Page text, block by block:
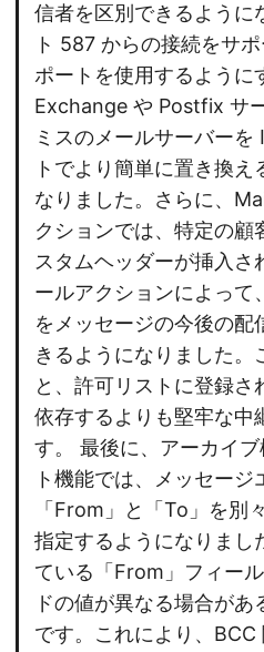
信者を区別できるように
ト 587 からの接続をサ
ポートを使用するように
Exchange や Postfix サ
ミスのメールサーバー
トでより簡単に置き換
なりました。さらに、
クションでは、特定の顧
スタムヘッダーが挿入さ
ールアクションによって
をメッセージの今後の配
きるようになりました。
と、許可リストに登録さ
依存するよりも堅牢な中
す。 最後に、アーカイ
ト機能では、メッセージ
「From」と「To」を別
指定するようになりまし
ている「From」フィー
ドの値が異なる場合が
です。これにより、